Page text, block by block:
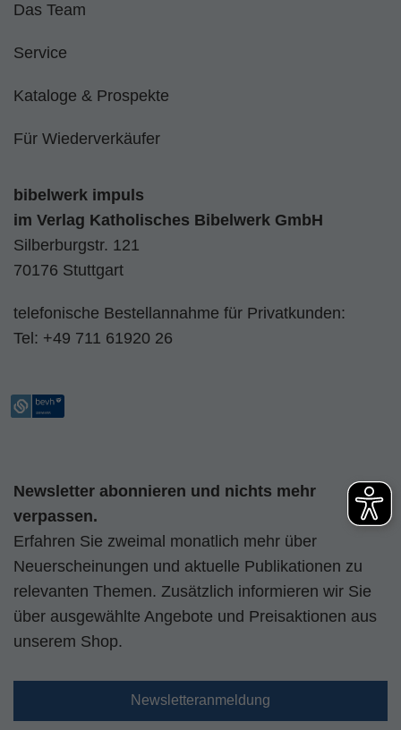
Das Team
Service
Kataloge & Prospekte
Für Wiederverkäufer
bibelwerk impuls
im Verlag Katholisches Bibelwerk GmbH
Silberburgstr. 121
70176 Stuttgart
telefonische Bestellannahme für Privatkunden:
Tel: +49 711 61920 26
Newsletter abonnieren und nichts mehr
verpassen.
Erfahren Sie zweimal monatlich mehr über
Neuerscheinungen und aktuelle Publikationen zu
relevanten Themen. Zusätzlich informieren wir Sie
über ausgewählte Angebote und Preisaktionen aus
unserem Shop.
Newsletteranmeldung